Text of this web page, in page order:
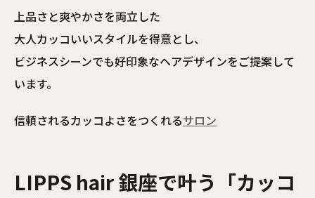
上品さと爽やかさを両立した
大人カッコいいスタイルを得意とし、
ビジネスシーンでも好印象なヘアデザインをご提案して
います。
信頼されるカッコよさをつくれるサロン
LIPPS hair 銀座で叶う「カッコ